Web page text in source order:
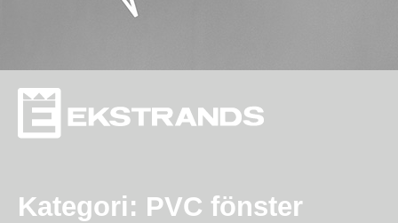
Kategori: PVC fönster